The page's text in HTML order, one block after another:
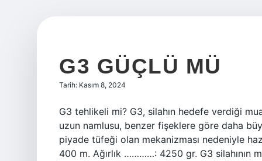
G3 GÜÇLÜ MÜ
Tarih: Kasım 8, 2024
G3 tehlikeli mi? G3, silahın hedefe verdiği
uzun namlusu, benzer fişeklere göre daha
piyade tüfeği olan mekanizması nedeniyle
400 m. Ağırlık …………: 4250 gr. G3 silahının